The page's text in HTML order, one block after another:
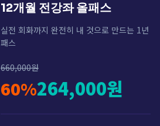
12개월 전강좌 올패스
실전 회화까지 완전히 내 것으로 만드는 1년
패스
660,000원
60%264,000원